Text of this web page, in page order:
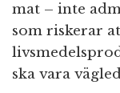
mat – inte
som riskerar
ska vara